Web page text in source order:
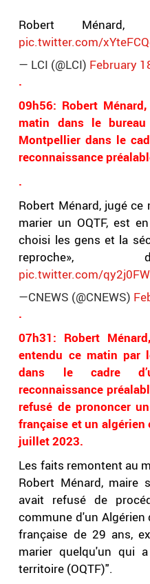
Robert
pic.twitter.com/
— LCI (@LCI) February
.
09h56: Robert
matin dans le
Montpellier dans le
reconnaissance
.
Robert Ménard, jugé
marier un OQTF, est
choisi les gens et la
pic.twitter.com/
—CNEWS (@CNEWS)
.
07h31: Robert
entendu ce matin par
dans le cadre
reconnaissance
refusé de prononcer
française et un
juillet 2023.
Les faits remontent au
Robert Ménard, maire
avait refusé de
commune d'un
française de 29 ans,
marier quelqu'un qui
territoire (OQTF)".